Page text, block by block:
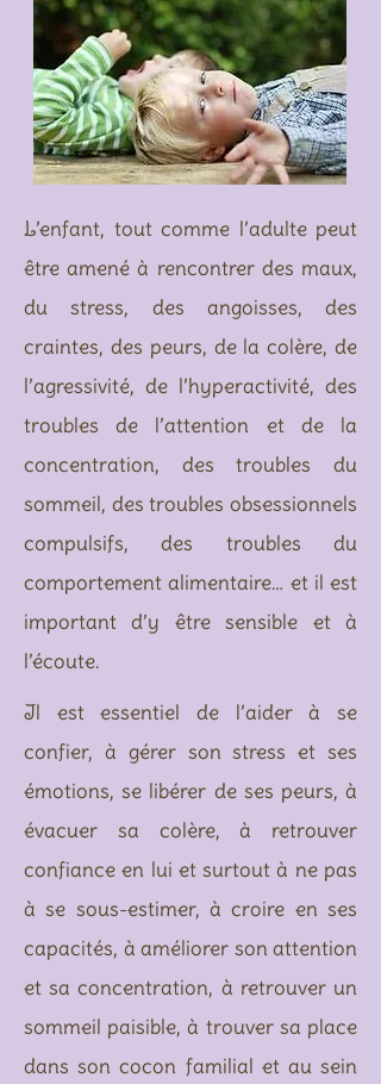
L’enfant, tout comme l’adulte peut
être amené à rencontrer des maux,
du stress, des angoisses, des
craintes, des peurs, de la colère, de
l’agressivité, de l’hyperactivité, des
troubles de l’attention et de la
concentration, des troubles du
sommeil, des troubles obsessionnels
compulsifs, des troubles du
comportement alimentaire… et il est
important d’y être sensible et à
l’écoute.
Il est essentiel de l’aider à se
confier, à gérer son stress et ses
émotions, se libérer de ses peurs, à
évacuer sa colère, à retrouver
confiance en lui et surtout à ne pas
à se sous-estimer, à croire en ses
capacités, à améliorer son attention
et sa concentration, à retrouver un
sommeil paisible, à trouver sa place
dans son cocon familial et au sein